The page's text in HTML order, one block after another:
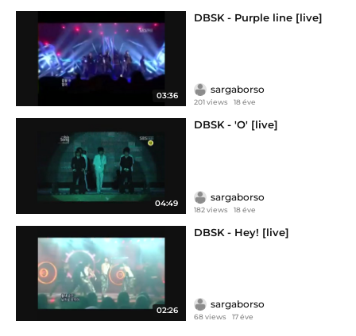
03:36
DBSK - Purple line [live]
sargaborso
201 views 18 éve
04:49
DBSK - 'O' [live]
sargaborso
182 views 18 éve
02:26
DBSK - Hey! [live]
sargaborso
68 views 17 éve